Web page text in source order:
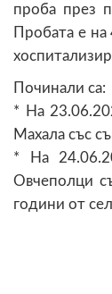
проба през
Пробата е
Починали са:
* На
Махала със
* На
Овчеполци
години от